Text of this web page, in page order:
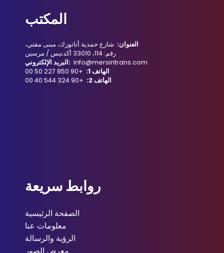
المكتب
العنوان: شارع حمدية أتاتورك، مبنى مفتي،
رقم: 114، 33010 أكدنيس / مرسين
البريد الإلكتروني: info@mersintrans.com
الهاتف 1:
+90 850 227 50 00
الهاتف 2:
+90 324 544 40 00
روابط سريعة
الصفحة الرئيسية
معلومات عنا
الرؤية والرسالة